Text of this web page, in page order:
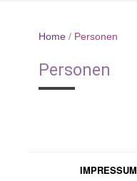
Home / Personen
Personen
IMPRESSUM